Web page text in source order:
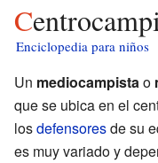
Enciclopedia para niños
Un mediocampistao
que se ubica en el
losdefensoresde su
es muy variado y